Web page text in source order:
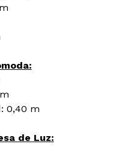
0,40 m
de Luz: